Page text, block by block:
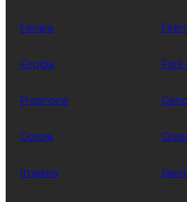
Ferrara
Foggia
Frosinone
Gorizia
Imperia